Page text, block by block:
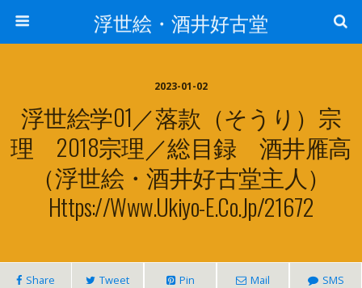
浮世絵・酒井好古堂
2023-01-02
浮世絵学01／落款（そうり）宗
理 2018宗理／総目録 酒井雁高
（浮世絵・酒井好古堂主人）
Https://www.ukiyo-E.co.jp/21672
Share Tweet Pin Mail SMS